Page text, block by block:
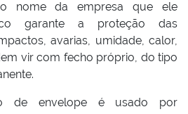
o nome da empresa que ele
garante a proteção das
avarias, umidade, calor,
vir com fecho próprio, do tipo
de envelope é usado por